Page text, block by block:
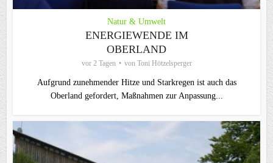
Natur & Umwelt
ENERGIEWENDE IM
OBERLAND
vor 2 Tagen von Toni Hötzelsperger
Aufgrund zunehmender Hitze und Starkregen ist auch das
Oberland gefordert, Maßnahmen zur Anpassung...